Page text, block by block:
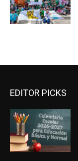
EDITOR PICKS